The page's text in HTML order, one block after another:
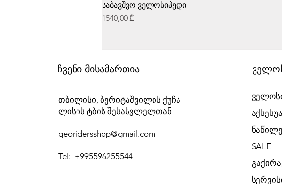
საბავშვო ველოსიპედი
Price
1540,00 ₾
ჩვენი მისამართია
თბილისი, ბერიტაშვილის ქუჩა -
ლისის ტბის შესასვლელთან
georidersshop@gmail.com
Tel: +995596255544
SALE